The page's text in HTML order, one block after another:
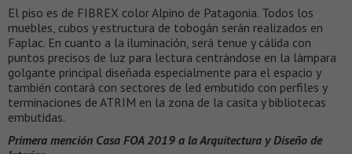
El piso es de FIBREX color Alpino de Patagonia. Todos los
muebles, cubos y estructura de tobogán serán realizados en
Faplac. En cuanto a la iluminación, será tenue y cálida con
puntos precisos de luz para lectura centrándose en la lámpara
golgante principal diseñada especialmente para el espacio y
también contará con sectores de led embutido con perfiles y
terminaciones de ATRIM en la zona de la casita y bibliotecas
embutidas.
Primera mención Casa FOA 2019 a la Arquitectura y Diseño de